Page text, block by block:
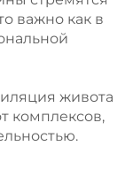
важно как в
живота
комплексов,